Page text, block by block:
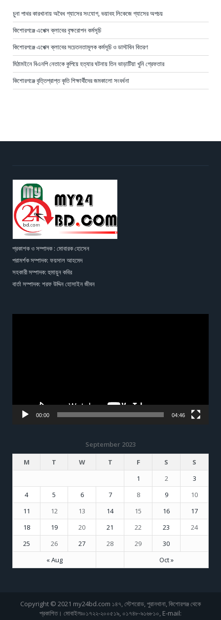
চুনা পাথর কারখানায় অবৈধ গ্যাসের সংযোগ, ভয়াবহ লিকেজে গ্যাসের অপচয়
কিশোরগঞ্জে এপেক্স ক্লাবের বৃক্ষরোপন কর্মসূচি
কিশোরগঞ্জে এপেক্স ক্লাবের সচেতনতামূলক কর্মসূচি ও ডাস্টবিন বিতরণ
মিঠামইনে বিএনপি নেতাকে কুপিয়ে হত্যার ঘটনায় তিন ভাড়াটিয়া খুনি গ্রেফতার
কিশোরগঞ্জে বৃত্তিপ্রাপ্ত কৃতি শিক্ষার্থীদের জমকালো সংবর্ধনা
প্রকাশক ও সম্পাদক : মোবারক হোসেন
পরামর্শক সম্পাদক: ফয়সাল আহমেদ
সহকারী সম্পাদক: হুমায়ুন কবির
বার্তা সম্পাদক: শরফ উদ্দিন হোসাইন জীবন
00:00 04:46
September 2023
M
T W T F S S
« Aug Oct »
1 2
3
4
5 6 7 8 9
10
11
12 13 14 15 16
17
18
19 20 21 22 23
24
25
26 27 28 29 30
Copyright © 2021 my24bd.com ১৪৭, স্টেশরোড, পুরানথানা, কিশোরগঞ্জ থেকে
প্রকাশিত। মোবাইলঃ০১৭২২-২০০৫১৯, ০১৭৪৮-৯১৬৮১০, E-mail: